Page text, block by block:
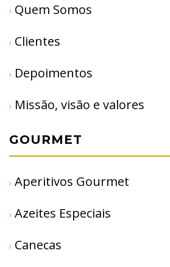
Quem Somos
Clientes
Depoimentos
Missão, visão e valores
GOURMET
Aperitivos Gourmet
Azeites Especiais
Canecas